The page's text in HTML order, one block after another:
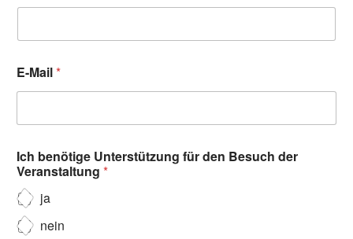
E-Mail*
Ich benötige Unterstützung für den Besuch der
Veranstaltung *
ja
nein